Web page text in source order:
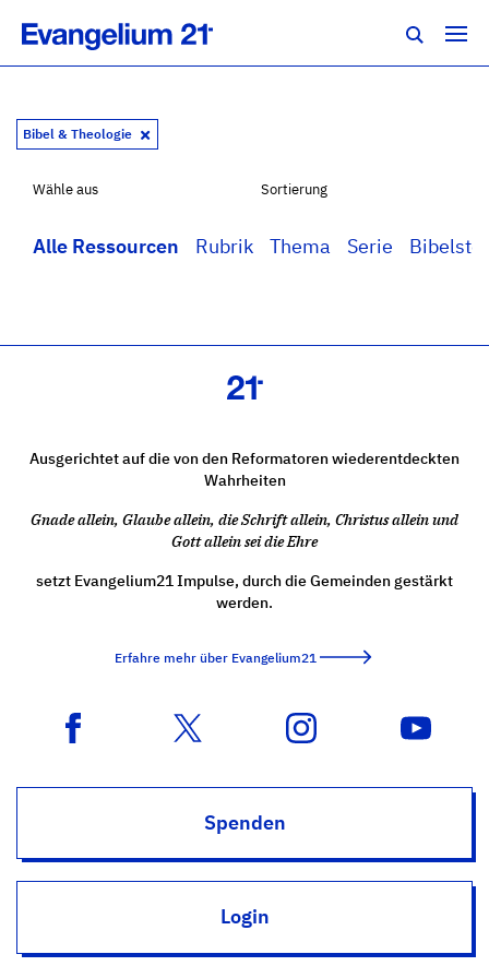
Bibel & Theologie
Wähle aus
Alle Ressourcen Rubrik Thema Serie
Sortierung
Ausgerichtet auf die von den Reformatoren wiederentdeckten
Wahrheiten
Gnade allein, Glaube allein, die Schrift allein, Christus allein und
Gott allein sei die Ehre
setzt Evangelium21 Impulse, durch die Gemeinden gestärkt
werden.
Erfahre mehr über Evangelium21
Spenden
Login